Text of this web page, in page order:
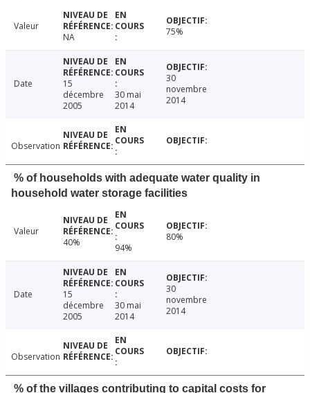
Valeur
NA
75%
Date
15
décembre
2005
30 mai
2014
30
novembre
2014
Observation
% of households with adequate water quality in
household water storage facilities
Valeur
40%
94%
80%
Date
15
décembre
2005
30 mai
2014
30
novembre
2014
Observation
% of the villages contributing to capital costs for